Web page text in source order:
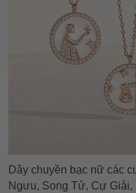
Dây chuyền bạc nữ các
Ngưu, Song Tử, Cự